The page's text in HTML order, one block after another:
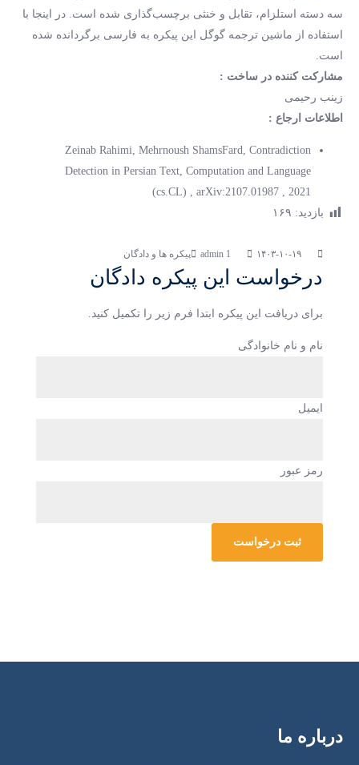
سه دسته استلزام، تقابل و خنثی برچسب‌گذاری شده است. در اینجا با
استفاده از ماشین ترجمه گوگل این پیکره به فارسی برگردانده شده
است.
مشارکت کننده در ساخت :
زینب رحیمی
اطلاعات ارجاع :
Zeinab Rahimi, Mehrnoush ShamsFard, Contradiction
Detection in Persian Text, Computation and Language
(cs.CL) , arXiv:2107.01987 , 2021
بازدید: ۱۶۹
۱۴۰۳-۱۰-۱۹ پیکره ها و دادگان
درخواست این پیکره دادگان
برای دریافت این پیکره ابتدا فرم زیر را تکمیل کنید.
نام و نام خانوادگی
ایمیل
رمز عبور
ثبت درخواست
درباره ما